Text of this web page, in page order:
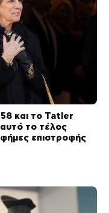
και το Tatler
το τέλος
επιστροφής